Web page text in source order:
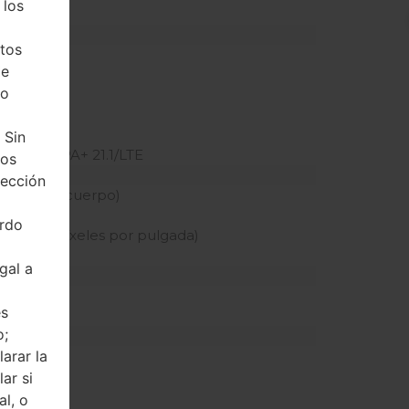
HSPA+ 21.1/LTE
pantalla-cuerpo)
de píxeles por pulgada)
los
a
la
si
o